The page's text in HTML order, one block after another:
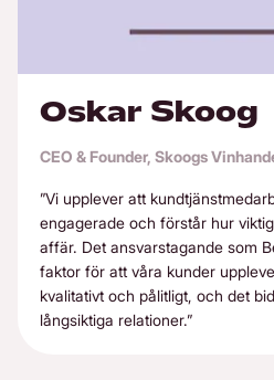
Oskar Skoog
CEO & Founder, Skoogs
”Vi upplever att
engagerade och förstår hur
affär. Det ansvarstagande som
faktor för att våra kunder
kvalitativt och pålitligt, och det
långsiktiga relationer.”